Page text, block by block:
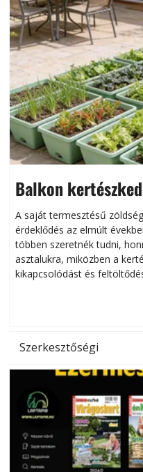
Balkon
Helytakarékos
A saját termesztésű
érdeklődés az elmúlt
többen szeretnék tudni,
asztalukra, miközben a
kikapcsolódást és
Szerkesztőségi